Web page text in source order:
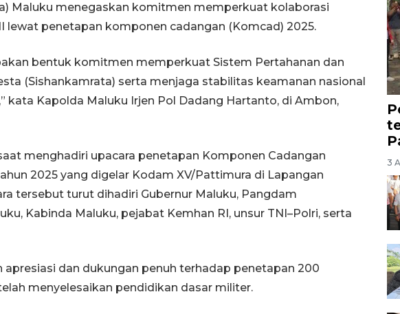
Maluku menegaskan komitmen memperkuat kolaborasi
lewat penetapan komponen cadangan (Komcad) 2025.
bentuk komitmen memperkuat Sistem Pertahanan dan
(Sishankamrata) serta menjaga stabilitas keamanan nasional
kata Kapolda Maluku Irjen Pol Dadang Hartanto, di Ambon,
menghadiri upacara penetapan Komponen Cadangan
2025 yang digelar Kodam XV/Pattimura di Lapangan
tersebut turut dihadiri Gubernur Maluku, Pangdam
Kabinda Maluku, pejabat Kemhan RI, unsur TNI–Polri, serta
apresiasi dan dukungan penuh terhadap penetapan 200
menyelesaikan pendidikan dasar militer.
3